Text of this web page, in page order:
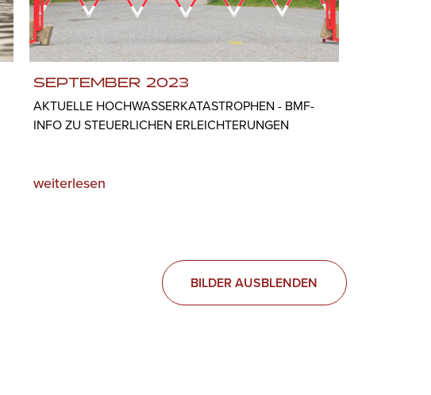
SEPTEMBER 2023
AKTUELLE HOCHWASSERKATASTROPHEN - BMF-
INFO ZU STEUERLICHEN ERLEICHTERUNGEN
weiterlesen
BILDER AUSBLENDEN